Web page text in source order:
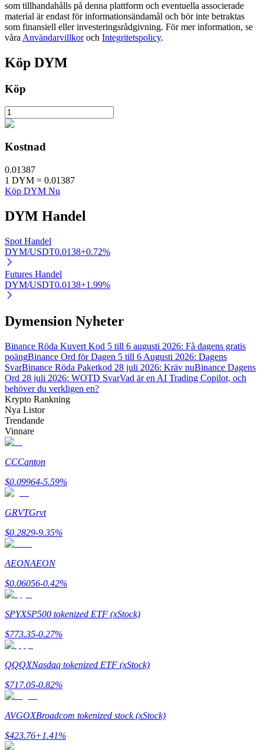
BTR-låsningar
Exklusiva investeringar för BTR-innehavare
Lån
Kryptostödd lånetjänst
Auto Invest
Lär dig Staking
Lär dig mer om att tjäna passiv inkomst
Bitrue
Bitrue Partners
Bitrue Affiliates
Upp till 65% provision!
som tillhandahålls på denna plattform och eventuella associerade
material är endast för informationsändamål och bör inte betraktas
som finansiell eller investeringsrådgivning. För mer information, se
våra Användarvillkoroch Integritetspolicy.
Köp DYM
Köp
Kostnad
0.01387
1 DYM = 0.01387
Köp DYM Nu
DYM Handel
Spot Handel
DYM/USDT0.0138+0.72%
Futures Handel
DYM/USDT0.0138+1.99%
Dymension Nyheter
Binance Röda Kuvert Kod 5 till 6 augusti 2026: Få dagens gratis
poängBinance Ord för Dagen 5 till 6 Augusti 2026: Dagens
SvarBinance Röda Paketkod 28 juli 2026: Kräv nuBinance Dagens
Ord 28 juli 2026: WOTD SvarVad är en AI Trading Copilot, och
behöver du verkligen en?
Krypto Rankning
Nya Listor
Trendande
Vinnare
CCCanton
$0.09964-5.59%
GRVTGrvt
$0.2829-9.35%
AEONAEON
$0.06056-0.42%
SPYXSP500 tokenized ETF (xStock)
$773.35-0.27%
QQQXNasdaq tokenized ETF (xStock)
$717.05-0.82%
AVGOXBroadcom tokenized stock (xStock)
$423.76+1.41%